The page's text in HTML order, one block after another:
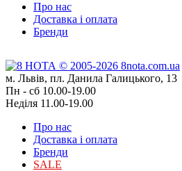
Про нас
Доставка і оплата
Бренди
м. Львів, пл. Данила Галицького, 13
Пн - сб 10.00-19.00
Неділя 11.00-19.00
Про нас
Доставка і оплата
Бренди
SALE